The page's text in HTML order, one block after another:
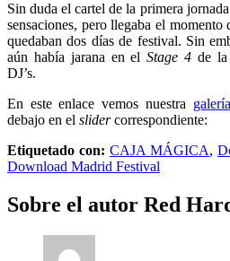
Sin duda el cartel de la primera
sensaciones, pero llegaba el momento
quedaban dos días de festival. Sin
aún había jarana en elStage 4 de
DJ’s.
En este enlace vemos nuestra
debajo en el slidercorrespondiente:
Etiquetado con: CAJA MÁGICA,
Download Madrid Festival
Sobre el autor Red